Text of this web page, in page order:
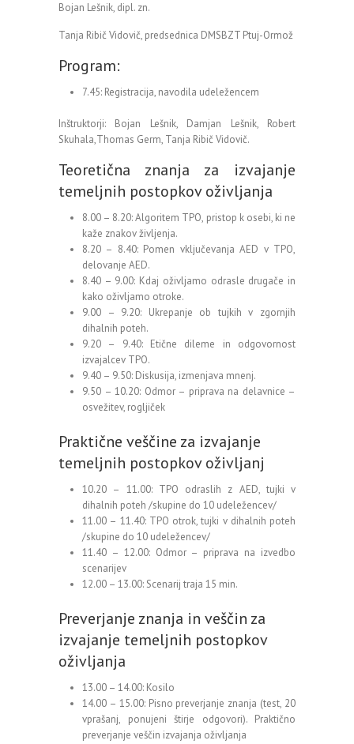
Bojan Lešnik, dipl. zn.
Tanja Ribič Vidovič, predsednica DMSBZT Ptuj-Ormož
Program:
7.45: Registracija, navodila udeležencem
Inštruktorji: Bojan Lešnik, Damjan Lešnik, Robert
Skuhala,Thomas Germ, Tanja Ribič Vidovič.
Teoretična znanja za izvajanje
temeljnih postopkov oživljanja
8.00 – 8.20: Algoritem TPO, pristop k osebi, ki ne
kaže znakov življenja.
8.20 – 8.40: Pomen vključevanja AED v TPO,
delovanje AED.
8.40 – 9.00: Kdaj oživljamo odrasle drugače in
kako oživljamo otroke.
9.00 – 9.20: Ukrepanje ob tujkih v zgornjih
dihalnih poteh.
9.20 – 9.40: Etične dileme in odgovornost
izvajalcev TPO.
9.40 – 9.50: Diskusija, izmenjava mnenj.
9.50 – 10.20: Odmor – priprava na delavnice –
osvežitev, rogljiček
Praktične veščine za izvajanje
temeljnih postopkov oživljanj
10.20 – 11.00: TPO odraslih z AED, tujki v
dihalnih poteh /skupine do 10 udeležencev/
11.00 – 11.40: TPO otrok, tujki v dihalnih poteh
/skupine do 10 udeležencev/
11.40 – 12.00: Odmor – priprava na izvedbo
scenarijev
12.00 – 13.00: Scenarij traja 15 min.
Preverjanje znanja in veščin za
izvajanje temeljnih postopkov
oživljanja
13.00 – 14.00: Kosilo
14.00 – 15.00: Pisno preverjanje znanja (test, 20
vprašanj, ponujeni štirje odgovori). Praktično
preverjanje veščin izvajanja oživljanja